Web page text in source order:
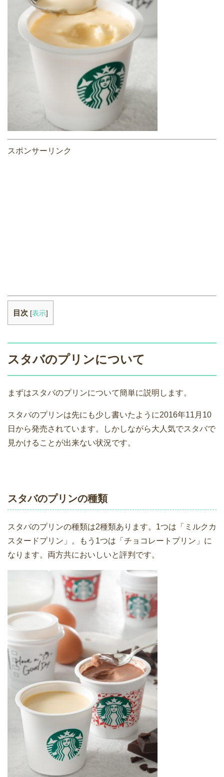
スポンサーリンク
目次 [表示]
スタバのプリンについて
まずはスタバのプリンについて簡単に説明します。
スタバのプリンは先にも少し書いたように2016年11月10
日から発売されています。しかしながら大人気でスタバで
見かけることが出来ない状況です。
スタバのプリンの種類
スタバのプリンの種類は2種類あります。1つは「ミルクカ
スタードプリン」。もう1つは「チョコレートプリン」に
なります。両方共においしいと評判です。